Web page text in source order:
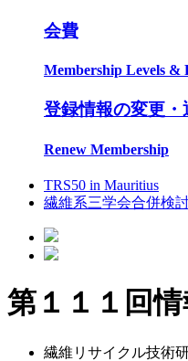
会費
Membership Levels &
登録情報の変更・
Renew Membership
TRS50 in Mauritius
繊維系三学会合併検
第１１１回
繊維リサイクル技術